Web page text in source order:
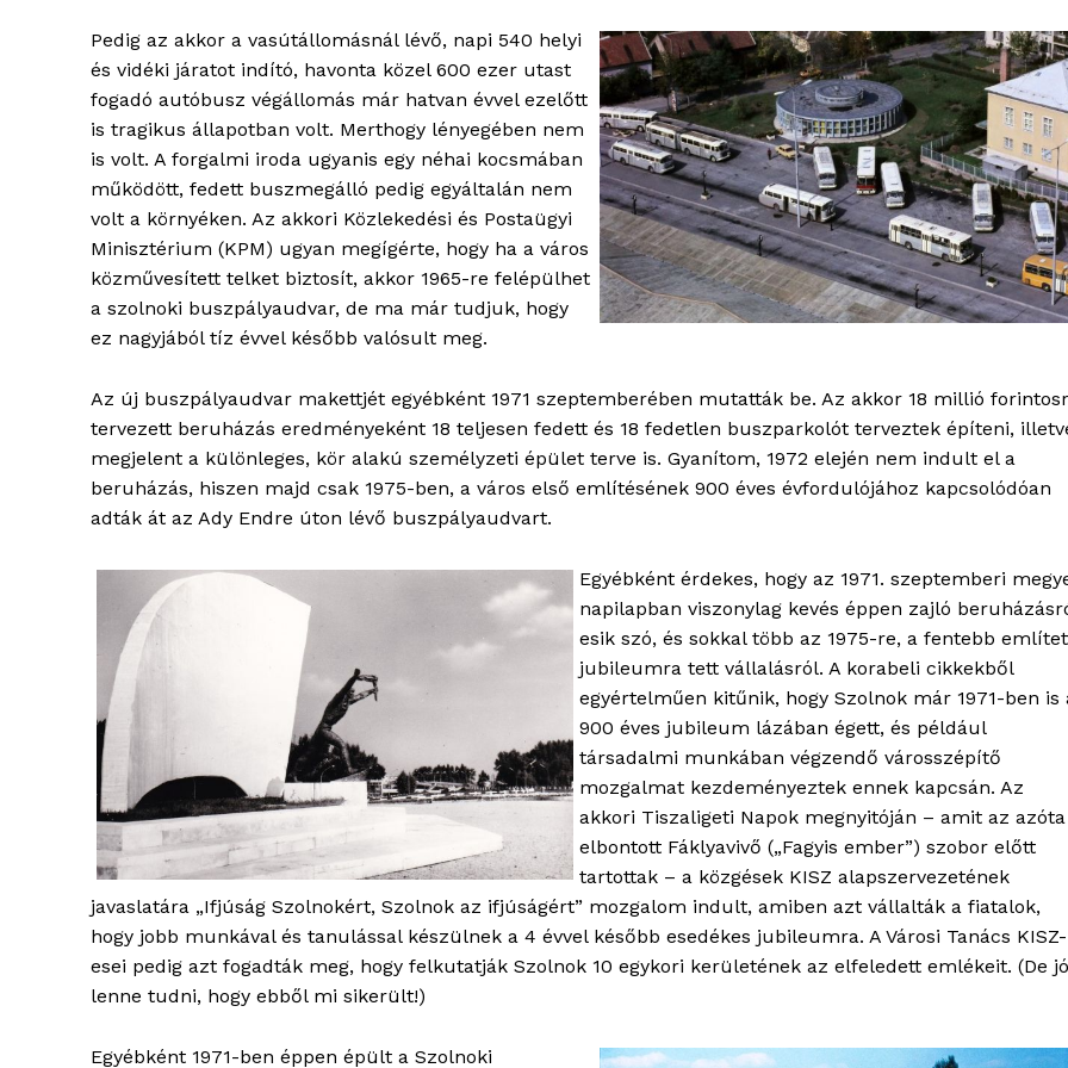
Pedig az akkor a vasútállomásnál lévő, napi 540 helyi
és vidéki járatot indító, havonta közel 600 ezer utast
fogadó autóbusz végállomás már hatvan évvel ezelőtt
is tragikus állapotban volt. Merthogy lényegében nem
is volt. A forgalmi iroda ugyanis egy néhai kocsmában
működött, fedett buszmegálló pedig egyáltalán nem
volt a környéken. Az akkori Közlekedési és Postaügyi
Minisztérium (KPM) ugyan megígérte, hogy ha a város
közművesített telket biztosít, akkor 1965-re felépülhet
a szolnoki buszpályaudvar, de ma már tudjuk, hogy
ez nagyjából tíz évvel később valósult meg.
Az új buszpályaudvar makettjét egyébként 1971 szeptemberében mutatták be. Az akkor 18 millió
tervezett beruházás eredményeként 18 teljesen fedett és 18 fedetlen buszparkolót terveztek építeni,
megjelent a különleges, kör alakú személyzeti épület terve is. Gyanítom, 1972 elején nem indult el a
beruházás, hiszen majd csak 1975-ben, a város első említésének 900 éves évfordulójához kapcsolódóan
adták át az Ady Endre úton lévő buszpályaudvart.
Egyébként érdekes, hogy az 1971. szeptemberi
napilapban viszonylag kevés éppen zajló
esik szó, és sokkal több az 1975-re, a fentebb
jubileumra tett vállalásról. A korabeli cikkekből
egyértelműen kitűnik, hogy Szolnok már 1971-ben is
900 éves jubileum lázában égett, és például
társadalmi munkában végzendő városszépítő
mozgalmat kezdeményeztek ennek kapcsán. Az
akkori Tiszaligeti Napok megnyitóján – amit az azóta
elbontott Fáklyavivő („Fagyis ember”) szobor előtt
tartottak – a közgések KISZ alapszervezetének
javaslatára „Ifjúság Szolnokért, Szolnok az ifjúságért” mozgalom indult, amiben azt vállalták a fiatalok,
hogy jobb munkával és tanulással készülnek a 4 évvel később esedékes jubileumra. A Városi Tanács KISZ-
esei pedig azt fogadták meg, hogy felkutatják Szolnok 10 egykori kerületének az elfeledett emlékeit. (De jó
lenne tudni, hogy ebből mi sikerült!)
Egyébként 1971-ben éppen épült a Szolnoki